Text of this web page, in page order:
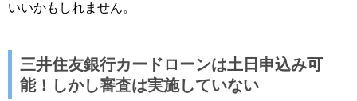
いいかもしれません。
三井住友銀行カードローンは土日申込み可
能！しかし審査は実施していない